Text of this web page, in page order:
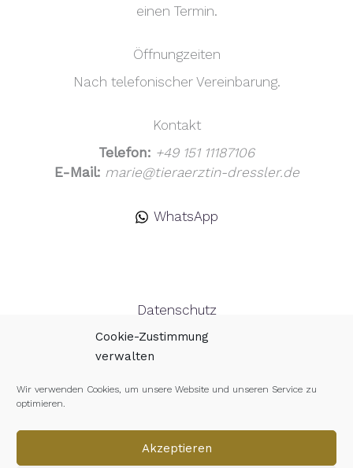
Cookie-Zustimmung
verwalten
Wir verwenden Cookies, um unsere Website und unseren Service zu
optimieren.
Akzeptieren
einen Termin.
Öffnungzeiten
Nach telefonischer Vereinbarung.
Kontakt
Telefon: +49 151 11187106
E-Mail: marie@tieraerztin-dressler.de
WhatsApp
Datenschutz
Impressum
Cookie-Richtlinie (EU)